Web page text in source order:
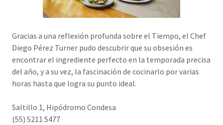
Gracias a una reflexión profunda sobre el Tiempo, el Chef
Diego Pérez Turner pudo descubrir que su obsesión es
encontrar el ingrediente perfecto en la temporada precisa
del año, y a su vez, la fascinación de cocinarlo por varias
horas hasta que logra su punto ideal.
Saltillo 1, Hipódromo Condesa
(55) 5211 5477